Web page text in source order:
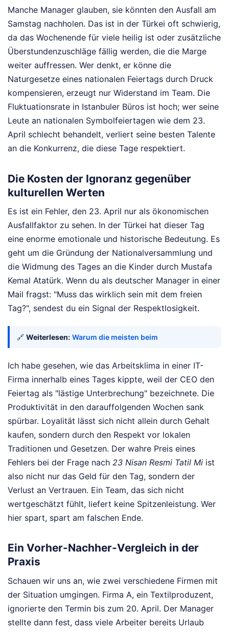
Manche Manager glauben, sie könnten den Ausfall am
Samstag nachholen. Das ist in der Türkei oft schwierig,
da das Wochenende für viele heilig ist oder zusätzliche
Überstundenzuschläge fällig werden, die die Marge
weiter auffressen. Wer denkt, er könne die
Naturgesetze eines nationalen Feiertags durch Druck
kompensieren, erzeugt nur Widerstand im Team. Die
Fluktuationsrate in Istanbuler Büros ist hoch; wer seine
Leute an nationalen Symbolfeiertagen wie dem 23.
April schlecht behandelt, verliert seine besten Talente
an die Konkurrenz, die diese Tage respektiert.
Die Kosten der Ignoranz gegenüber
kulturellen Werten
Es ist ein Fehler, den 23. April nur als ökonomischen
Ausfallfaktor zu sehen. In der Türkei hat dieser Tag
eine enorme emotionale und historische Bedeutung. Es
geht um die Gründung der Nationalversammlung und
die Widmung des Tages an die Kinder durch Mustafa
Kemal Atatürk. Wenn du als deutscher Manager in einer
Mail fragst: "Muss das wirklich sein mit dem freien
Tag?", sendest du ein Signal der Respektlosigkeit.
🔗 Weiterlesen: Warum die meisten beim
Ich habe gesehen, wie das Arbeitsklima in einer IT-
Firma innerhalb eines Tages kippte, weil der CEO den
Feiertag als "lästige Unterbrechung" bezeichnete. Die
Produktivität in den darauffolgenden Wochen sank
spürbar. Loyalität lässt sich nicht allein durch Gehalt
kaufen, sondern durch den Respekt vor lokalen
Traditionen und Gesetzen. Der wahre Preis eines
Fehlers bei der Frage nach 23 Nisan Resmi Tatil Mi ist
also nicht nur das Geld für den Tag, sondern der
Verlust an Vertrauen. Ein Team, das sich nicht
wertgeschätzt fühlt, liefert keine Spitzenleistung. Wer
hier spart, spart am falschen Ende.
Ein Vorher-Nachher-Vergleich in der
Praxis
Schauen wir uns an, wie zwei verschiedene Firmen mit
der Situation umgingen. Firma A, ein Textilproduzent,
ignorierte den Termin bis zum 20. April. Der Manager
stellte dann fest, dass viele Arbeiter bereits Urlaub